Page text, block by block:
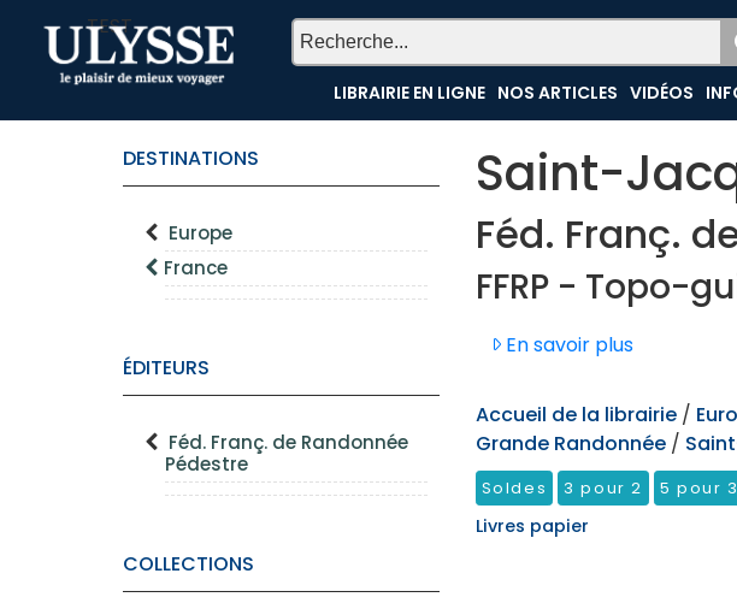
TEST
LIBRAIRIE EN LIGNE NOS ARTICLES VIDÉOS
DESTINATIONS
Europe
France
ÉDITEURS
Féd. Franç. de Randonnée
Pédestre
COLLECTIONS
Saint-
Féd. Franç.
FFRP - Topo-
En savoir plus
Accueil de la librairie /
Grande Randonnée /
Soldes 3 pour 2 5 pour 3
Livres papier